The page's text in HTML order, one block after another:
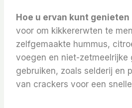
Hoe u ervan kunt genieten
voor om kikkererwten te
zelfgemaakte hummus,
voegen en niet-zetmeelrijke
gebruiken, zoals selderij en
van crackers voor een